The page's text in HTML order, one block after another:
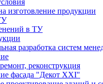
изготовление продукции
в ТУ
разработка систем
реконструкция
фасада "Декот XXI"